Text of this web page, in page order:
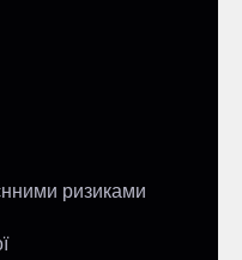
ризиками